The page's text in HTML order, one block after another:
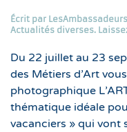
Écrit par
Actualités diverses.
Du 22 juillet au 23
des Métiers d’Art
photographique
thématique idéale
vacanciers » qui vont